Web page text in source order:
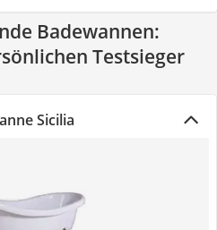
Badewannen:
Testsieger
Sicilia